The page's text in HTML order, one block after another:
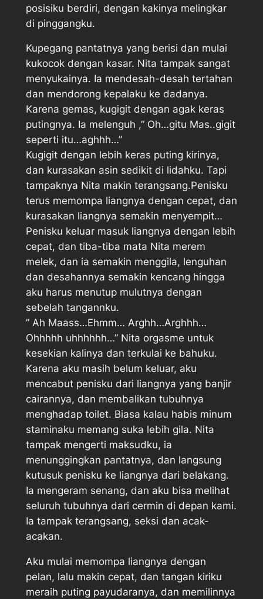
posisiku berdiri, dengan kakinya melingkar
di pinggangku.
Kupegang pantatnya yang berisi dan mulai
kukocok dengan kasar. Nita tampak sangat
menyukainya. Ia mendesah-desah tertahan
dan mendorong kepalaku ke dadanya.
Karena gemas, kugigit dengan agak keras
putingnya. Ia melenguh ,” Oh…gitu Mas..gigit
seperti itu…aghhh…”
Kugigit dengan lebih keras puting kirinya,
dan kurasakan asin sedikit di lidahku. Tapi
tampaknya Nita makin terangsang.Penisku
terus memompa liangnya dengan cepat, dan
kurasakan liangnya semakin menyempit…
Penisku keluar masuk liangnya dengan lebih
cepat, dan tiba-tiba mata Nita merem
melek, dan ia semakin menggila, lenguhan
dan desahannya semakin kencang hingga
aku harus menutup mulutnya dengan
sebelah tangannku.
” Ah Maass…Ehmm… Arghh…Arghhh…
Ohhhhh uhhhhhh…” Nita orgasme untuk
kesekian kalinya dan terkulai ke bahuku.
Karena aku masih belum keluar, aku
mencabut penisku dari liangnya yang banjir
cairannya, dan membalikan tubuhnya
menghadap toilet. Biasa kalau habis minum
staminaku memang suka lebih gila. Nita
tampak mengerti maksudku, ia
menunggingkan pantatnya, dan langsung
kutusuk penisku ke liangnya dari belakang.
Ia mengeram senang, dan aku bisa melihat
seluruh tubuhnya dari cermin di depan kami.
Ia tampak terangsang, seksi dan acak-
acakan.
Aku mulai memompa liangnya dengan
pelan, lalu makin cepat, dan tangan kiriku
meraih puting payudaranya, dan memilinnya